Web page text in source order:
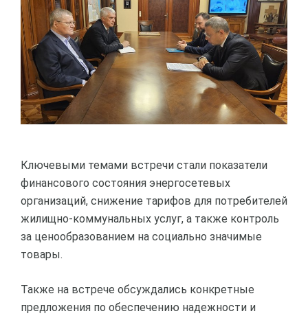
Ключевыми темами встречи стали показатели
финансового состояния энергосетевых
организаций, снижение тарифов для потребителей
жилищно-коммунальных услуг, а также контроль
за ценообразованием на социально значимые
товары.
Также на встрече обсуждались конкретные
предложения по обеспечению надежности и